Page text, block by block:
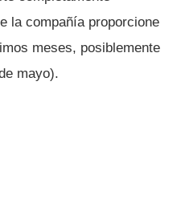
la compañía proporcione
meses, posiblemente
mayo).